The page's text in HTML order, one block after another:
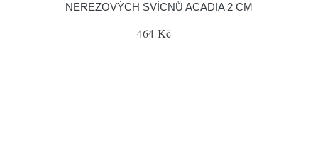
NEREZOVÝCH SVÍCNŮ ACADIA 2 CM
464 Kč